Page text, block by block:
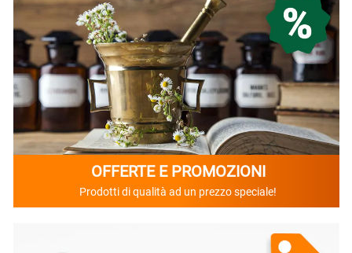
OFFERTE E PROMOZIONI
Prodotti di qualità ad un prezzo speciale!